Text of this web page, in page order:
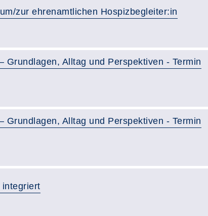
zur ehrenamtlichen Hospizbegleiter:in
Grundlagen, Alltag und Perspektiven - Termin
Grundlagen, Alltag und Perspektiven - Termin
integriert